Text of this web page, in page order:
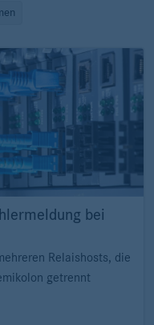
bei
Relaishosts, die
getrennt